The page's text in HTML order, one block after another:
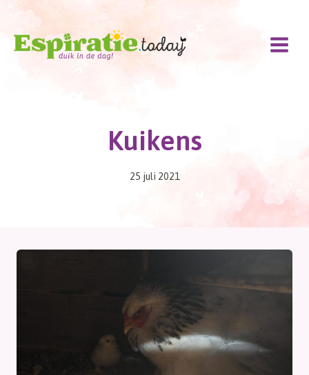
Doorgaan
inhoud
Kuikens
25 juli 2021